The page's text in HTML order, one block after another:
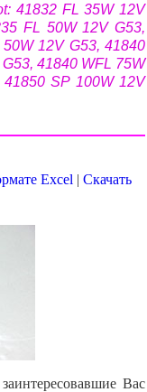
41832 FL 35W 12V
FL 50W 12V G53,
12V G53, 41840
41840 WFL 75W
SP 100W 12V
Excel | Скачать
Вас